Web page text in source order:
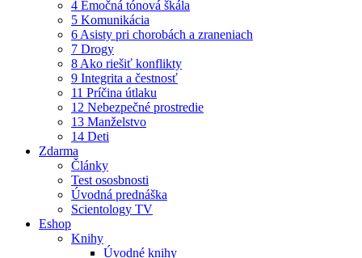
4 Emočná tónová škála
5 Komunikácia
6 Asisty pri chorobách a zraneniach
7 Drogy
8 Ako riešiť konflikty
9 Integrita a čestnosť
11 Príčina útlaku
12 Nebezpečné prostredie
13 Manželstvo
14 Deti
Zdarma
Články
Test ososbnosti
Úvodná prednáška
Scientology TV
Eshop
Knihy
Úvodné knihy